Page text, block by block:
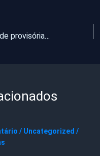
TJ-CE revoga liberdade provisória do prefeito afastado de Pacajus
/ Uncategorized /